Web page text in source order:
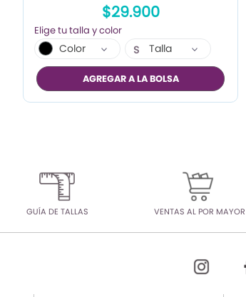
$29.900
Color
S
M
L
Talla
AGREGAR A LA BOLSA
GUÍA DE TALLAS VENTAS AL POR MAYOR